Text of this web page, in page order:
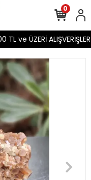
ve ÜZERİ
0